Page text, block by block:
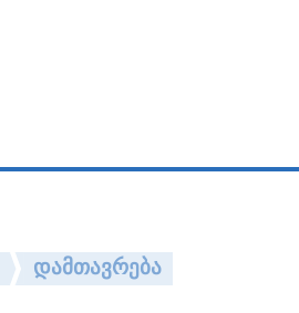
დამთავრება